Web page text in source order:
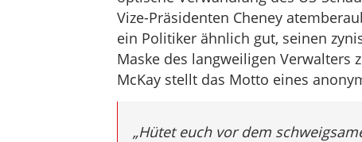
Vize-Präsidenten Cheney
ein Politiker ähnlich gut, seinen
Maske des langweiligen Verwalters
McKay stellt das Motto eines
„Hütet euch vor dem